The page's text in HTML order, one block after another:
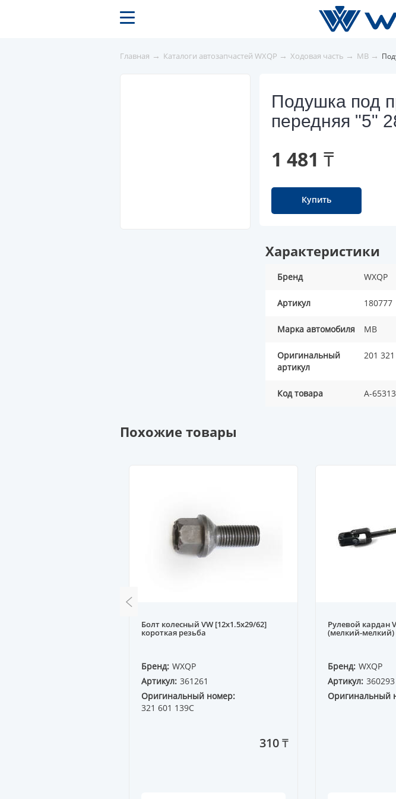
Главная → Каталоги автозапчастей WXQP → Ходовая часть → MB →
Подушка под
передняя "5"
1 481 ₸
Купить
Характеристики
Бренд WXQP
Артикул 180777
Марка автомобиля MB
Оригинальный
артикул
201
Код товара A-
Похожие товары
Болт колесный VW [12x1.5x29/62]
короткая резьба
Бренд: WXQP
Артикул: 361261
Оригинальный номер:
321 601 139C
310 ₸
Рулевой кардан
(мелкий-мелкий)
Бренд: WXQP
Артикул: 360293
Оригинальный